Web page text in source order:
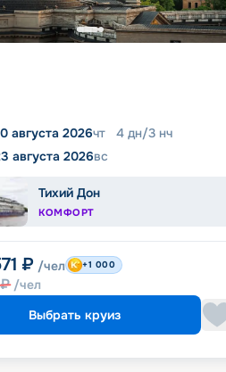
августа 2026чт 4 дн/3 нч
августа 2026вс
Тихий Дон
КОМФОРТ
₽ /чел
₽ /чел
+1 000
Выбрать круиз